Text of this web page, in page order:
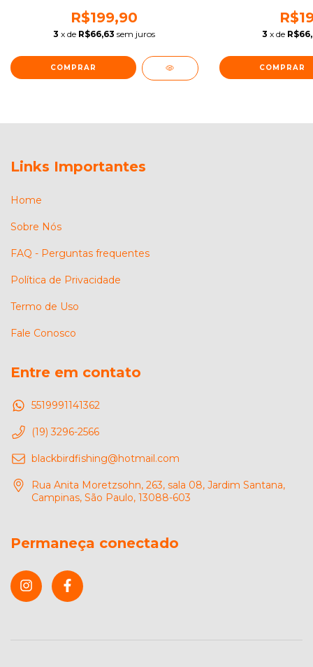
R$199,90
3 x de R$66,63 sem juros
COMPRAR
3 x de
COMPRAR
Links Importantes
Home
Sobre Nós
FAQ - Perguntas frequentes
Política de Privacidade
Termo de Uso
Fale Conosco
Entre em contato
5519991141362
(19) 3296-2566
blackbirdfishing@hotmail.com
Rua Anita Moretzsohn, 263, sala 08, Jardim Santana,
Campinas, São Paulo, 13088-603
Permaneça conectado